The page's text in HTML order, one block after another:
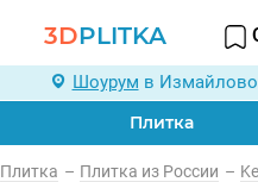
3DPLITKA
Шоурум в Измайлово
Плитка
Плитка – Плитка из России –